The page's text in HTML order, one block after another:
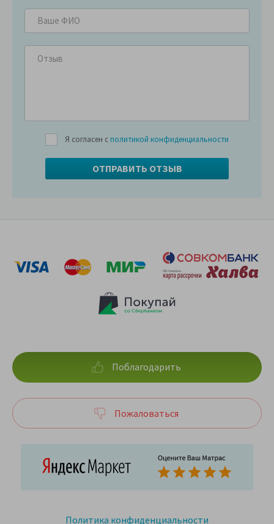
Я согласен с политикой конфиденциальности
Политика конфиденциальности
Поблагодарить
Пожаловаться